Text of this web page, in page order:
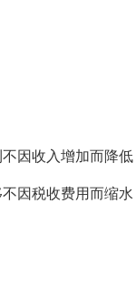
因收入增加而降低
因税收费用而缩水